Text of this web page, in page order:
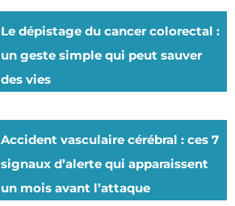
Le dépistage du cancer colorectal :
un geste simple qui peut sauver
des vies
Accident vasculaire cérébral : ces 7
signaux d’alerte qui apparaissent
un mois avant l’attaque